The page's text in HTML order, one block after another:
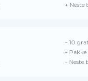
+ Neste
+ 10
+
+ Neste